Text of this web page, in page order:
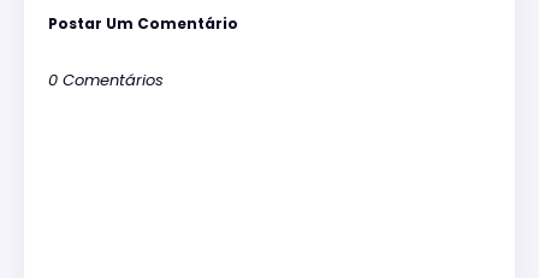
Postar Um Comentário
0 Comentários